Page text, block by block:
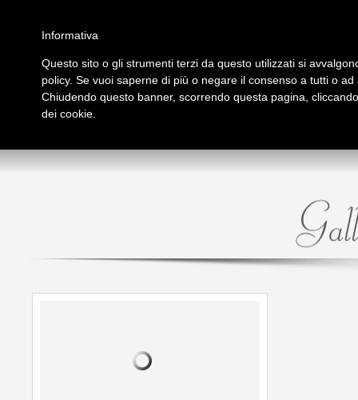
Home
Galleria immagini
PRESENTAZIONE
tutto su Logos
Informativa
Questo sito o gli strumenti terzi da questo utilizzati si
policy. Se vuoi saperne di più o negare il consenso a tutti o
Chiudendo questo banner, scorrendo questa pagina,
dei cookie.